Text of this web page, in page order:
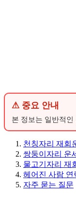
⚠ 중요 안내
본 정보는 일반적
천칭자리 재회
쌍둥이자리 운
물고기자리 재
헤어진 사람 연
자주 묻는 질문